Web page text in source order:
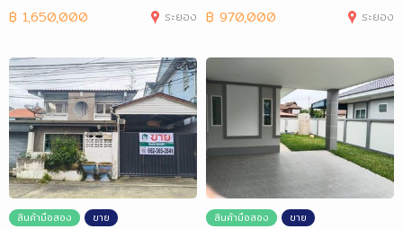
฿ 1,650,000 ระยอง ฿ 970,000 ระยอง
สินค้ามือสอง ขาย สินค้ามือสอง ขาย